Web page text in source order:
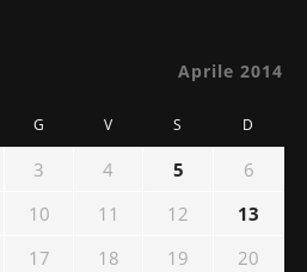
Aprile 2014
G V S D
3 4 5
6
10 11 12
13
17 18 19
20